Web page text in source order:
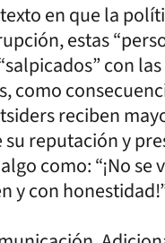
en que la
estas
con
como
reciben
reputación y
como: “¡No se
y con